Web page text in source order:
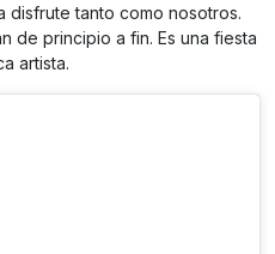
tanto como nosotros.
de principio a fin. Es una fiesta
artista.